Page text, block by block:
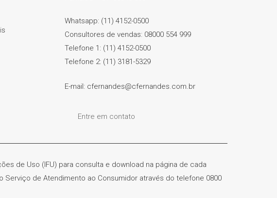
Whatsapp: (11) 4152-0500
Consultores de vendas: 08000 554 999
Telefone 1: (11) 4152-0500
Telefone 2: (11) 3181-5329
E-mail: cfernandes@cfernandes.com.br
Entre em contato
de Uso (IFU) para consulta e download na página de cada
de Atendimento ao Consumidor através do telefone 0800